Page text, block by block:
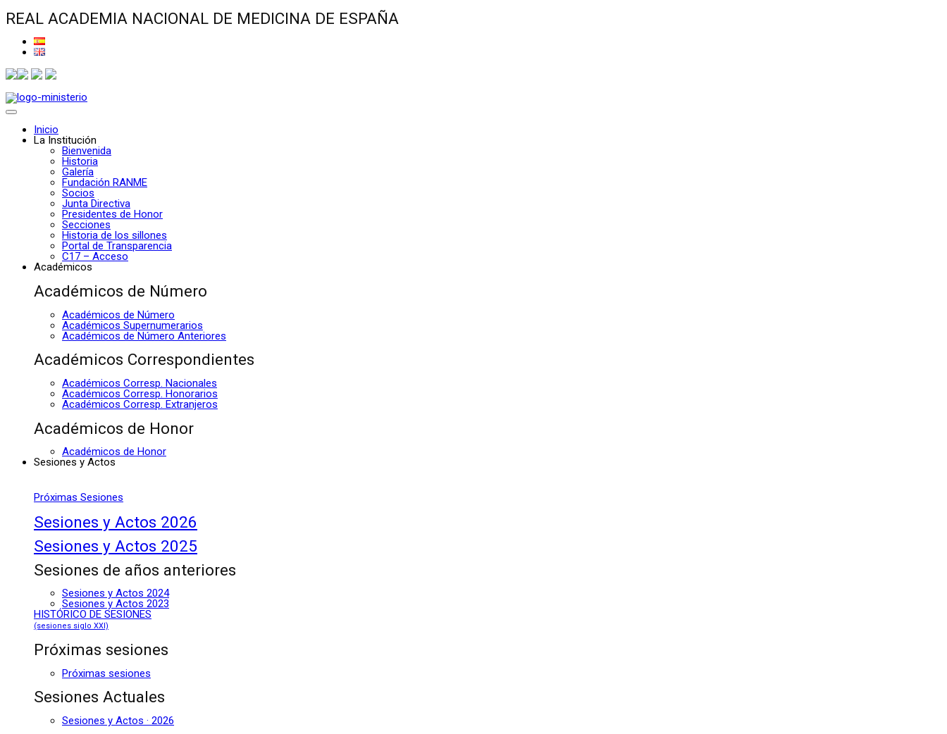
REAL ACADEMIA NACIONAL DE MEDICINA DE ESPAÑA
Inicio
La Institución
Bienvenida
Historia
Galería
Fundación RANME
Socios
Junta Directiva
Presidentes de Honor
Secciones
Historia de los sillones
Portal de Transparencia
C17 – Acceso
Académicos
Académicos de Número
Académicos de Número
Académicos Supernumerarios
Académicos de Número Anteriores
Académicos Correspondientes
Académicos Corresp. Nacionales
Académicos Corresp. Honorarios
Académicos Corresp. Extranjeros
Académicos de Honor
Académicos de Honor
Sesiones y Actos
Próximas Sesiones
Sesiones y Actos 2026
Sesiones y Actos 2025
Sesiones de años anteriores
Sesiones y Actos 2024
Sesiones y Actos 2023
HISTÓRICO DE SESIONES
(sesiones siglo XXI)
Próximas sesiones
Próximas sesiones
Sesiones Actuales
Sesiones y Actos · 2026